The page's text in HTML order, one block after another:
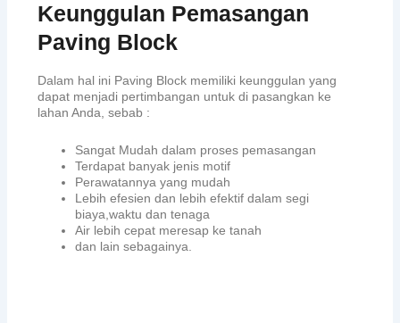
Keunggulan Pemasangan
Paving Block
Dalam hal ini Paving Block memiliki keunggulan yang
dapat menjadi pertimbangan untuk di pasangkan ke
lahan Anda, sebab :
Sangat Mudah dalam proses pemasangan
Terdapat banyak jenis motif
Perawatannya yang mudah
Lebih efesien dan lebih efektif dalam segi
biaya,waktu dan tenaga
Air lebih cepat meresap ke tanah
dan lain sebagainya.